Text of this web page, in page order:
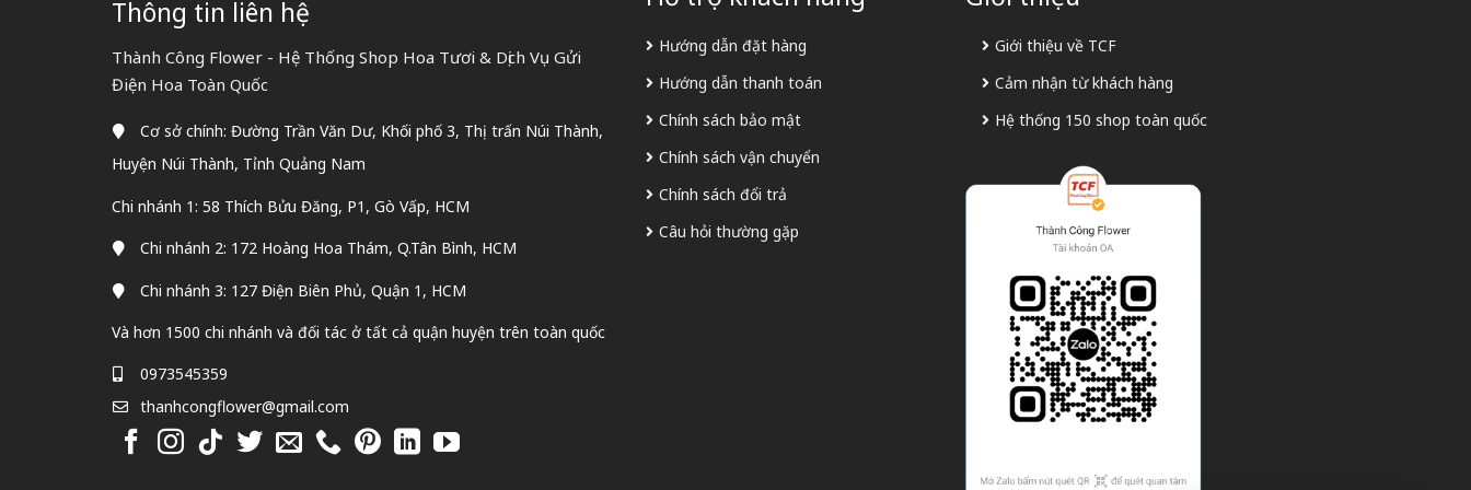
Thông tin liên hệ
Thành Công Flower - Hệ Thống Shop Hoa Tươi & Dịch Vụ Gửi
Điện Hoa Toàn Quốc
Cơ sở chính: Đường Trần Văn Dư, Khối phố 3, Thị trấn Núi Thành,
Huyện Núi Thành, Tỉnh Quảng Nam
Chi nhánh 1: 58 Thích Bửu Đăng, P1, Gò Vấp, HCM
Chi nhánh 2: 172 Hoàng Hoa Thám, Q.Tân Bình, HCM
Chi nhánh 3: 127 Điện Biên Phủ, Quận 1, HCM
Và hơn 1500 chi nhánh và đối tác ở tất cả quận huyện trên toàn quốc
0973545359
thanhcongflower@gmail.com
Hướng dẫn đặt hàng
Hướng dẫn thanh toán
Chính sách bảo mật
Chính sách vận chuyển
Chính sách đổi trả
Câu hỏi thường gặp
Giới thiệu về TCF
Cảm nhận từ khách hàng
Hệ thống 150 shop toàn quốc